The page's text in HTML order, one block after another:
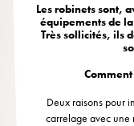
Les robinets sont,
équipements de
Très sollicités, ils
Deux raisons pour
carrelage avec une